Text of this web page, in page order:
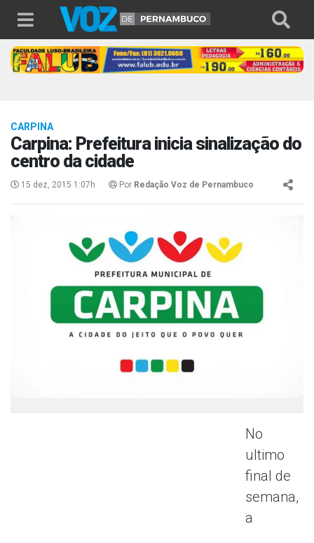
CARPINA
Carpina: Prefeitura inicia sinalização do
centro da cidade
15 dez, 2015 1:07h Por Redação Voz de Pernambuco
No
ultimo
final de
semana,
a